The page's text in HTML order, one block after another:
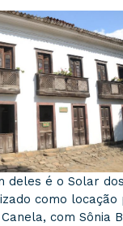
deles é o Solar
como
com Sônia